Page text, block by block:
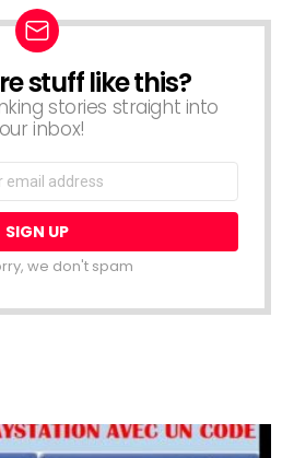
stuff like this?
stories straight into
inbox!
we don't spam